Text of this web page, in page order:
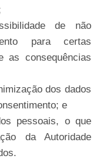
de não
para certas
as consequências
dos dados
e
pessoais, o que
da Autoridade